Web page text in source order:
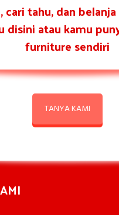
cari tahu, dan
disini atau kamu
furniture sendiri
TANYA KAMI